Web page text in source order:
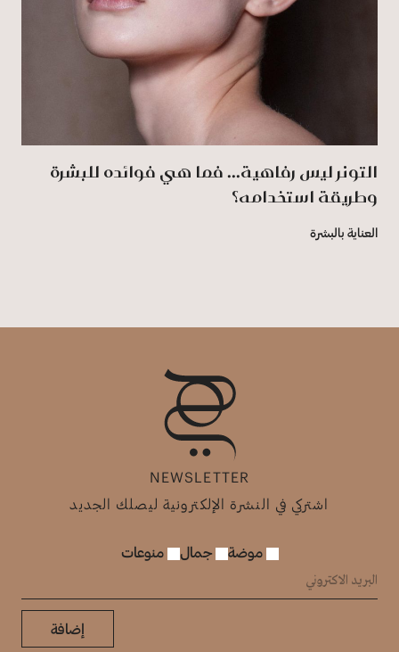
التونر ليس رفاهية... فما هي فوائده للبشرة
وطريقة استخدامه؟
العناية بالبشرة
NEWSLETTER
اشتركي في النشرة الإلكترونية ليصلك الجديد
موضة جمال منوعات
إضافة